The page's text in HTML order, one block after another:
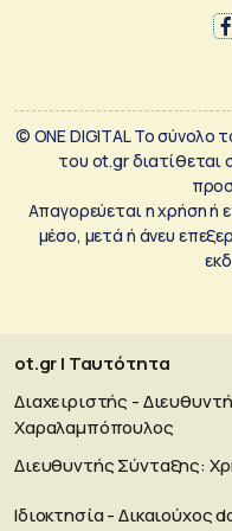
© ONE DIGITAL Το σύνολο
του ot.gr διατίθεται
Απαγορεύεται η χρήση ή
μέσο, μετά ή άνευ
ot.gr | Ταυτότητα
Διαχειριστής -
Χαραλαμπόπουλος
Διευθυντής Σύνταξης:
Ιδιοκτησία - Δικαιούχος